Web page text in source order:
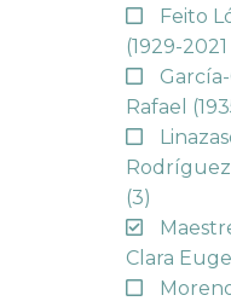
Feito
(1929-2021
Rafael
(3)
Clara